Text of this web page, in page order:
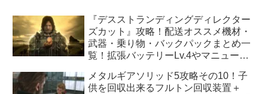
『デスストランディングディレクター
ズカット』攻略！配送オススメ機材・
武器・乗り物・バックパックまとめ一
覧！拡張バッテリーLv.4やマニューバ
る！？
メタルギアソリッド5攻略その10！子
供を回収出来るフルトン回収装置＋